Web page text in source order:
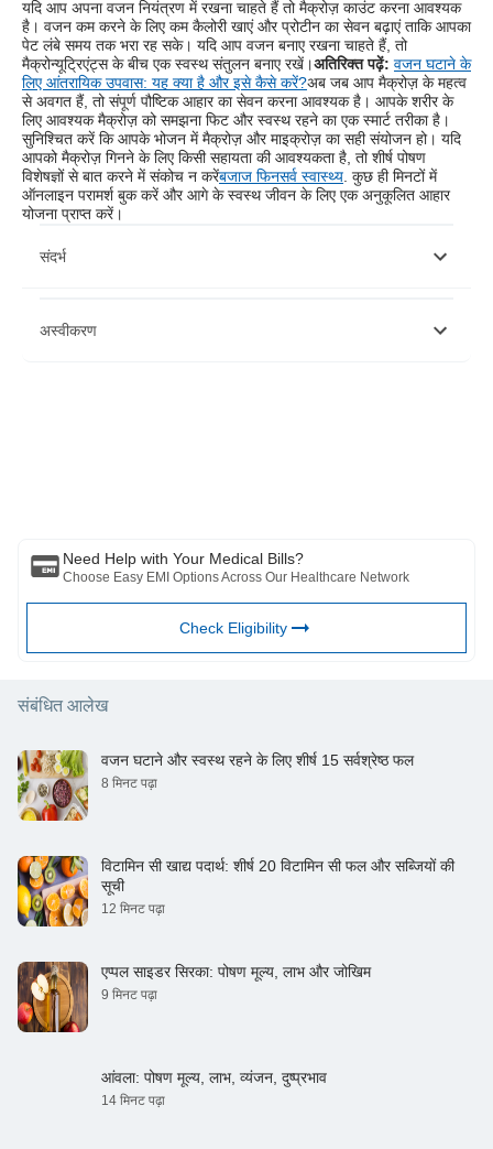
यदि आप अपना वजन नियंत्रण में रखना चाहते हैं तो मैक्रोज़ काउंट करना आवश्यक
है। वजन कम करने के लिए कम कैलोरी खाएं और प्रोटीन का सेवन बढ़ाएं ताकि आपका
पेट लंबे समय तक भरा रह सके। यदि आप वजन बनाए रखना चाहते हैं, तो
मैक्रोन्यूट्रिएंट्स के बीच एक स्वस्थ संतुलन बनाए रखें।अतिरिक्त पढ़ें: वजन घटाने के
लिए आंतरायिक उपवास: यह क्या है और इसे कैसे करें?अब जब आप मैक्रोज़ के महत्व
से अवगत हैं, तो संपूर्ण पौष्टिक आहार का सेवन करना आवश्यक है। आपके शरीर के
लिए आवश्यक मैक्रोज़ को समझना फिट और स्वस्थ रहने का एक स्मार्ट तरीका है।
सुनिश्चित करें कि आपके भोजन में मैक्रोज़ और माइक्रोज़ का सही संयोजन हो। यदि
आपको मैक्रोज़ गिनने के लिए किसी सहायता की आवश्यकता है, तो शीर्ष पोषण
विशेषज्ञों से बात करने में संकोच न करेंबजाज फिनसर्व स्वास्थ्य. कुछ ही मिनटों में
ऑनलाइन परामर्श बुक करें और आगे के स्वस्थ जीवन के लिए एक अनुकूलित आहार
योजना प्राप्त करें।
संदर्भ
https://www.aipt.edu.au/articles/2017/01/what-are-
https://www.verywellfit.com/macronutrients-2242006
https://www.serenaloves.com/blogs/wellness-blog/what-are-
अस्वीकरण
Need Help with Your Medical Bills?
Choose Easy EMI Options Across Our Healthcare Network
Check Eligibility
संबंधित आलेख
वजन घटाने और स्वस्थ रहने के लिए शीर्ष 15 सर्वश्रेष्ठ फल
8 मिनट पढ़ा
विटामिन सी खाद्य पदार्थ: शीर्ष 20 विटामिन सी फल और सब्जियों की
सूची
12 मिनट पढ़ा
एप्पल साइडर सिरका: पोषण मूल्य, लाभ और जोखिम
9 मिनट पढ़ा
आंवला: पोषण मूल्य, लाभ, व्यंजन, दुष्प्रभाव
14 मिनट पढ़ा